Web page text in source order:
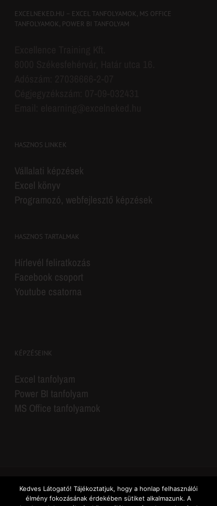
EXCELNEKED.HU – EXCEL TANFOLYAMOK, MS OFFICE
TANFOLYAMOK, POWER BI TANFOLYAM
HASZNOS LINKEK
Vállalati képzések
Excel könyv
Programozó, webfejlesztő képzések
HASZNOS TARTALMAK
Hírlevél feliratkozás
Facebook csoport
Youtube csatorna
KÉPZÉSEINK
Excel tanfolyam
Power BI tanfolyam
MS Office tanfolyamok
© Copyright 2016-2025 - Excellence Training Kft. | Excelneked.hu - Excel tanfolyam,
Power BI tanfolyam, MS Office tanfolyamok
Kedves Látogató! Tájékoztatjuk, hogy a honlap felhasználói
élmény fokozásának érdekében sütiket alkalmazunk. A